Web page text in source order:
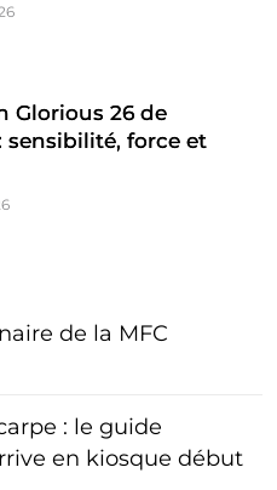
Glorious 26 de
sensibilité, force et
de la MFC
: le guide
en kiosque début